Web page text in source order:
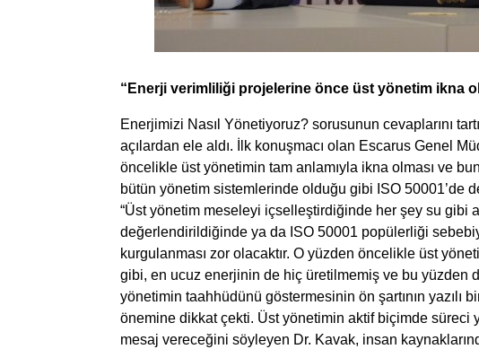
“Enerji verimliliği projelerine önce üst yönetim ikna
Enerjimizi Nasıl Yönetiyoruz? sorusunun cevaplarını
açılardan ele aldı. İlk konuşmacı olan Escarus Genel
öncelikle üst yönetimin tam anlamıyla ikna olması ve
bütün yönetim sistemlerinde olduğu gibi ISO 50001’de
“Üst yönetim meseleyi içselleştirdiğinde her şey su gibi
değerlendirildiğinde ya da ISO 50001 popülerliği
kurgulanması zor olacaktır. O yüzden öncelikle üst
gibi, en ucuz enerjinin de hiç üretilmemiş ve bu yüzden
yönetimin taahhüdünü göstermesinin ön şartının yazılı
önemine dikkat çekti. Üst yönetimin aktif biçimde
mesaj vereceğini söyleyen Dr. Kavak, insan